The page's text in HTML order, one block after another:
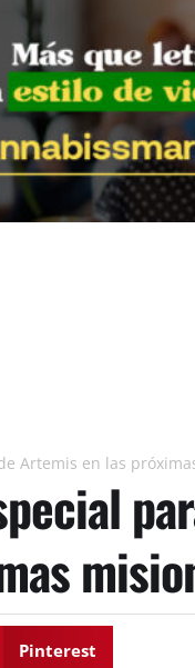
Artemis en las
Pinterest